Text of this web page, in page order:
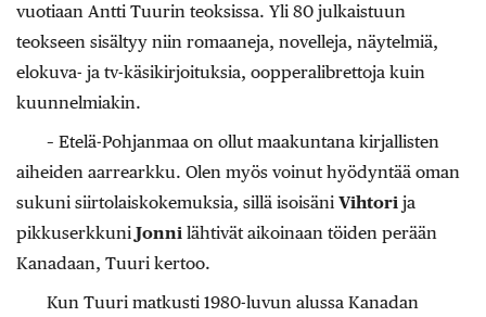
vuotiaan Antti Tuurin teoksissa. Yli 80 julkaistuun
teokseen sisältyy niin romaaneja, novelleja, näytelmiä,
elokuva- ja tv-käsikirjoituksia, oopperalibrettoja kuin
kuunnelmiakin.
– Etelä-Pohjanmaa on ollut maakuntana kirjallisten
aiheiden aarrearkku. Olen myös voinut hyödyntää oman
sukuni siirtolaiskokemuksia, sillä isoisäni Vihtori ja
pikkuserkkuni Jonni lähtivät aikoinaan töiden perään
Kanadaan, Tuuri kertoo.
Kun Tuuri matkusti 1980-luvun alussa Kanadan